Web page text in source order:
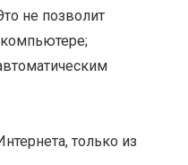
не позволит
только из